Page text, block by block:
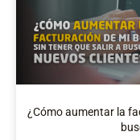
¿Cómo aumentar la